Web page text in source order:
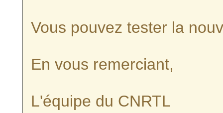
Vous pouvez tester la
En vous remerciant,
L'équipe du CNRTL